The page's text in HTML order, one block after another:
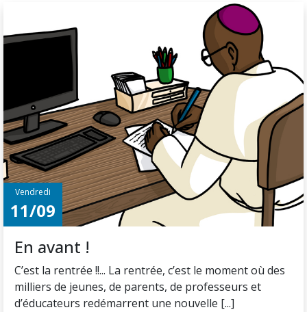
Vendredi
11/09
En avant !
C’est la rentrée !!... La rentrée, c’est le moment où des
milliers de jeunes, de parents, de professeurs et
d’éducateurs redémarrent une nouvelle [...]